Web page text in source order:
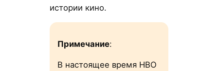
истории кино.
Примечание:
В настоящее время HBO